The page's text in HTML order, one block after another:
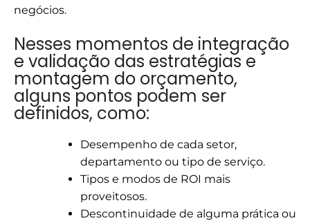
negócios.
Nesses momentos de integração
e validação das estratégias e
montagem do orçamento,
alguns pontos podem ser
definidos, como:
Desempenho de cada setor,
departamento ou tipo de serviço.
Tipos e modos de ROI mais
proveitosos.
Descontinuidade de alguma prática ou